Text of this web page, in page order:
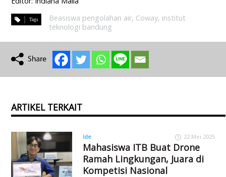
Beasiswa pengolahan air, Coway, institut
teknologi bandung
ARTIKEL TERKAIT
Ide 22 Mei 2025
Mahasiswa ITB Buat Drone
Ramah Lingkungan, Juara di
Kompetisi Nasional